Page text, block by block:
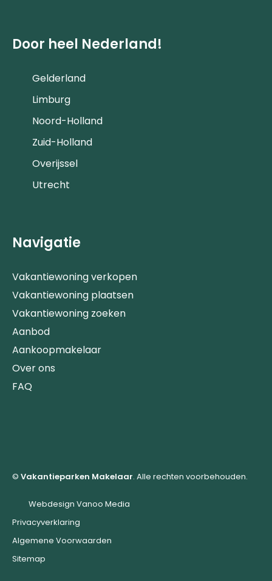
Door heel Nederland!
Gelderland
Limburg
Noord-Holland
Zuid-Holland
Overijssel
Utrecht
Navigatie
Vakantiewoning verkopen
Vakantiewoning plaatsen
Vakantiewoning zoeken
Aanbod
Aankoopmakelaar
Over ons
FAQ
© Vakantieparken Makelaar. Alle rechten voorbehouden.
Webdesign Vanoo Media
Privacyverklaring
Algemene Voorwaarden
Sitemap